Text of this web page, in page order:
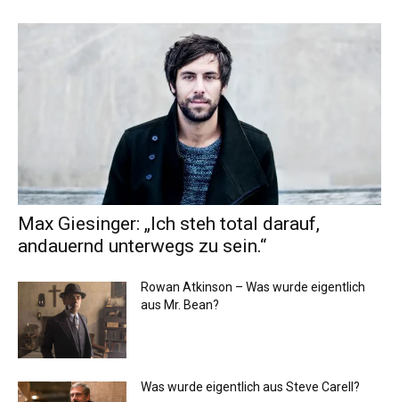
Max Giesinger: „Ich steh total darauf,
andauernd unterwegs zu sein.“
Rowan Atkinson – Was wurde eigentlich
aus Mr. Bean?
Was wurde eigentlich aus Steve Carell?